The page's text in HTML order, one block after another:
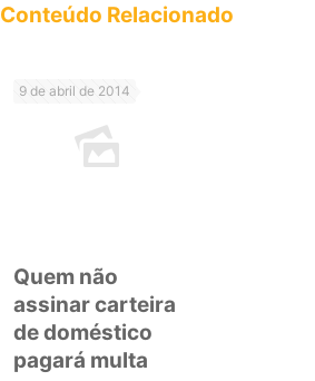
Conteúdo Relacionado
9 de abril de 2014
Quem não
assinar carteira
de doméstico
pagará multa